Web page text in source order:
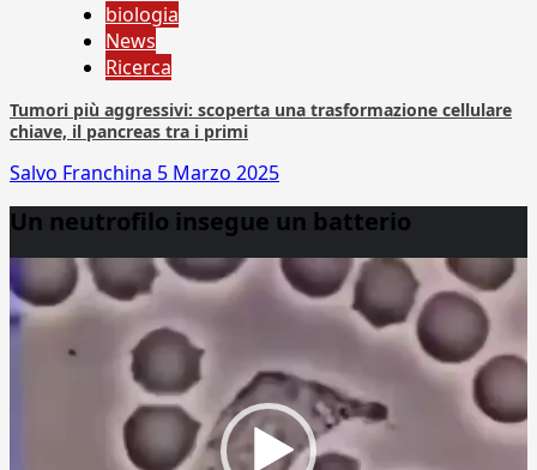
biologia
News
Ricerca
Tumori più aggressivi: scoperta una trasformazione cellulare
chiave, il pancreas tra i primi
Salvo Franchina 5 Marzo 2025
Un neutrofilo insegue un batterio
Player